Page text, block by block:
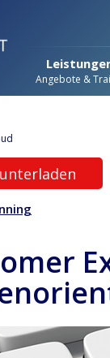
Angebote &